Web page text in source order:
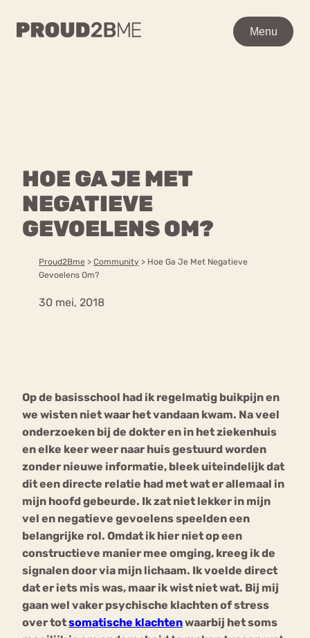
inhoud
Menu
HOE GA JE MET
NEGATIEVE
GEVOELENS OM?
Proud2Bme > Community > Hoe Ga Je Met Negatieve
Gevoelens Om?
30 mei, 2018
Op de basisschool had ik regelmatig buikpijn en
we wisten niet waar het vandaan kwam. Na veel
onderzoeken bij de dokter en in het ziekenhuis
en elke keer weer naar huis gestuurd worden
zonder nieuwe informatie, bleek uiteindelijk dat
dit een directe relatie had met wat er allemaal in
mijn hoofd gebeurde. Ik zat niet lekker in mijn
vel en negatieve gevoelens speelden een
belangrijke rol. Omdat ik hier niet op een
constructieve manier mee omging, kreeg ik de
signalen door via mijn lichaam. Ik voelde direct
dat er iets mis was, maar ik wist niet wat. Bij mij
gaan wel vaker psychische klachten of stress
over totsomatische klachtenwaarbij het soms
Menu
Content
Forum
WAAR BEN JE NAAR OP
Over proud2bme
Contact
Proud in de media
Vacatures
VEEL GEZOCHTE TERMEN
osa
Eetbuien Piekeren Sport
Trauma
Orthorexia
Afvallen Angst